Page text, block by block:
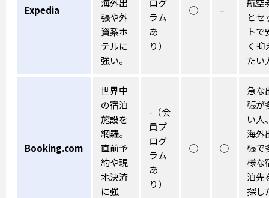
Expedia
海外出
張や外
資系ホ
テルに
強い。
ログ
ラム
あ
り）
◯ –
航空
とセ
トで
く抑
たい
Booking.com
世界中
の宿泊
施設を
網羅。
直前予
約や現
地決済
に強
-（会
員プ
ログ
ラム
あ
り）
◯ ◯
急な
張が
い人
海外
張で
様な
泊先
探し